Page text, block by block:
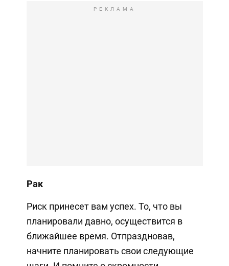
РЕКЛАМА
Рак
Риск принесет вам успех. То, что вы
планировали давно, осуществится в
ближайшее время. Отпраздновав,
начните планировать свои следующие